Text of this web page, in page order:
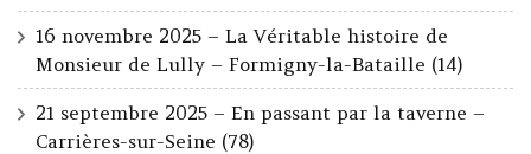
16 novembre 2025 – La Véritable histoire de
Monsieur de Lully – Formigny-la-Bataille (14)
21 septembre 2025 – En passant par la taverne –
Carrières-sur-Seine (78)